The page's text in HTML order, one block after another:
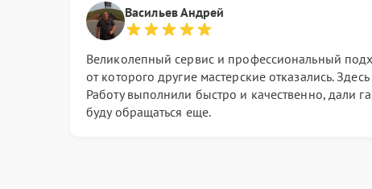
Васильев Андрей
Великолепный сервис и профессиональный
от которого другие мастерские отказались.
Работу выполнили быстро и качественно, дали
буду обращаться еще.